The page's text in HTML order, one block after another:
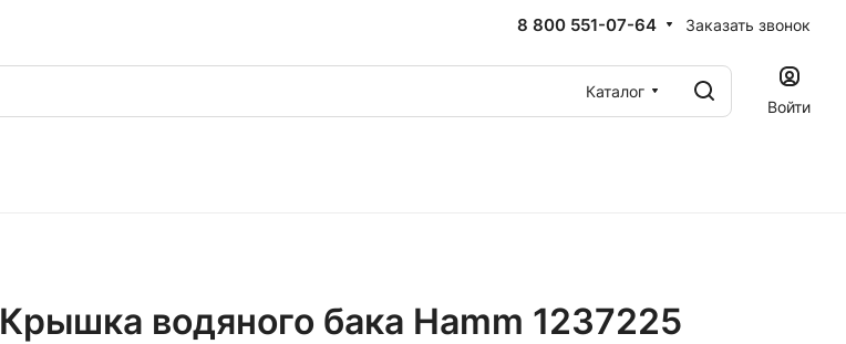
8 800 551-07-64 Заказать звонок
Каталог
Войти
Крышка водяного бака Hamm 1237225